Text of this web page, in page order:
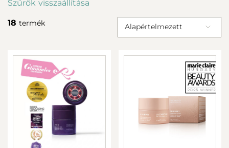
Szűrők visszaállítása
18 termék Alapértelmezett